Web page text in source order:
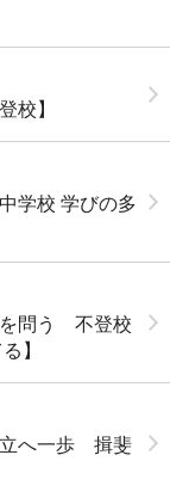
校】
学校 学びの多
を問う 不登校
】
立へ一歩 揖斐